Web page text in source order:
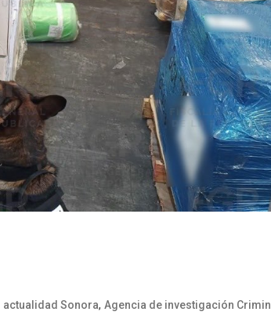
actualidad Sonora, Agencia de investigación